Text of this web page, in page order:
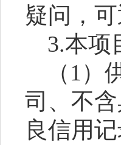
疑问，
3.本项
（ 1）
司、不
良信用